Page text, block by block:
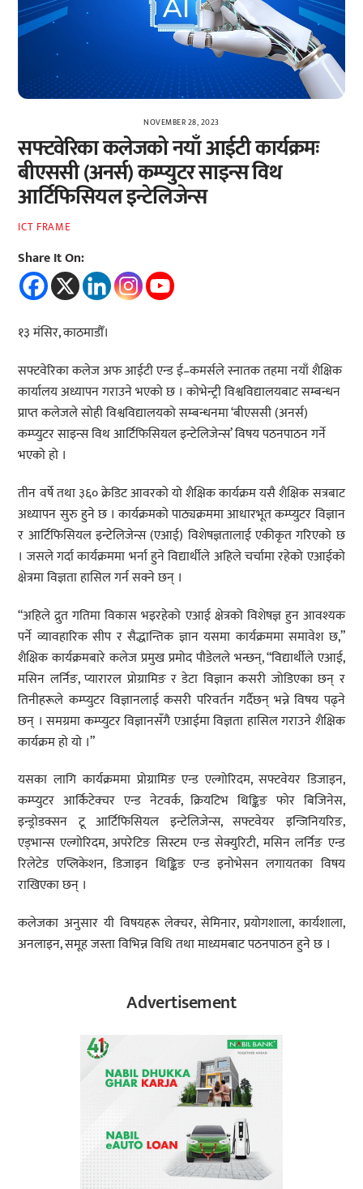
NOVEMBER 28, 2023
सफ्टवेरिका कलेजको नयाँ आईटी कार्यक्रमः
बीएससी (अनर्स) कम्प्युटर साइन्स विथ
आर्टिफिसियल इन्टेलिजेन्स
ICT FRAME
Share It On:
१३ मंसिर, काठमाडौँ।
सफ्टवेरिका कलेज अफ आईटी एन्ड ई–कमर्सले स्नातक तहमा नयाँ शैक्षिक
कार्यालय अध्यापन गराउने भएको छ । कोभेन्ट्री विश्वविद्यालयबाट सम्बन्धन
प्राप्त कलेजले सोही विश्वविद्यालयको सम्बन्धनमा ‘बीएससी (अनर्स)
कम्प्युटर साइन्स विथ आर्टिफिसियल इन्टेलिजेन्स’ विषय पठनपाठन गर्ने
भएको हो ।
तीन वर्षे तथा ३६० क्रेडिट आवरको यो शैक्षिक कार्यक्रम यसै शैक्षिक सत्रबाट
अध्यापन सुरु हुने छ । कार्यक्रमको पाठ्यक्रममा आधारभूत कम्प्युटर विज्ञान
र आर्टिफिसियल इन्टेलिजेन्स (एआई) विशेषज्ञतालाई एकीकृत गरिएको छ
। जसले गर्दा कार्यक्रममा भर्ना हुने विद्यार्थीले अहिले चर्चामा रहेको एआईको
क्षेत्रमा विज्ञता हासिल गर्न सक्ने छन् ।
“अहिले द्रुत गतिमा विकास भइरहेको एआई क्षेत्रको विशेषज्ञ हुन आवश्यक
पर्ने व्यावहारिक सीप र सैद्धान्तिक ज्ञान यसमा कार्यक्रममा समावेश छ,”
शैक्षिक कार्यक्रमबारे कलेज प्रमुख प्रमोद पौडेलले भन्छन्, “विद्यार्थीले एआई,
मसिन लर्निङ, प्यारारल प्रोग्रामिङ र डेटा विज्ञान कसरी जोडिएका छन् र
तिनीहरूले कम्प्युटर विज्ञानलाई कसरी परिवर्तन गर्दैछन् भन्ने विषय पढ्ने
छन् । समग्रमा कम्प्युटर विज्ञानसँगै एआईमा विज्ञता हासिल गराउने शैक्षिक
कार्यक्रम हो यो ।”
यसका लागि कार्यक्रममा प्रोग्रामिङ एन्ड एल्गोरिदम, सफ्टवेयर डिजाइन,
कम्प्युटर आर्किटेक्चर एन्ड नेटवर्क, क्रियटिभ थिङ्किङ फोर बिजिनेस,
इन्ड्रोडक्सन टू आर्टिफिसियल इन्टेलिजेन्स, सफ्टवेयर इन्जिनियरिङ,
एड्भान्स एल्गोरिदम, अपरेटिङ सिस्टम एन्ड सेक्युरिटी, मसिन लर्निङ एन्ड
रिलेटेड एप्लिकेशन, डिजाइन थिङ्किङ एन्ड इनोभेसन लगायतका विषय
राखिएका छन् ।
कलेजका अनुसार यी विषयहरू लेक्चर, सेमिनार, प्रयोगशाला, कार्यशाला,
अनलाइन, समूह जस्ता विभिन्न विधि तथा माध्यमबाट पठनपाठन हुने छ ।
Advertisement